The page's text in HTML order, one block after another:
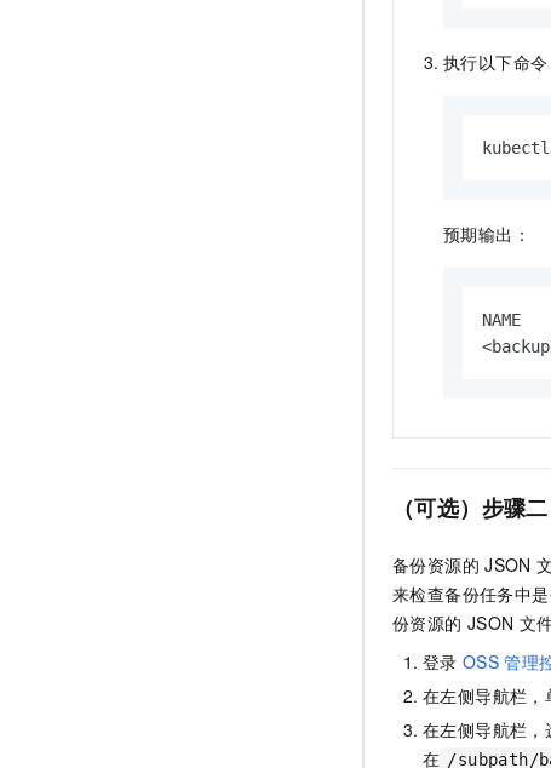
执行以下命
预期输出：
（可选）步骤
备份资源的 JSON
来检查备份任务中
份资源的 JSON 文件
登录 OSS 管理
在左侧导航栏，
在左侧导航栏，
在 /subpath/